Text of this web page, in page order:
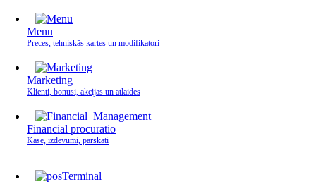
Menu
Preces, tehniskās kartes un modifikatori
Marketing
Klienti, bonusi, akcijas un atlaides
Financial procuratio
Kase, izdevumi, pārskati